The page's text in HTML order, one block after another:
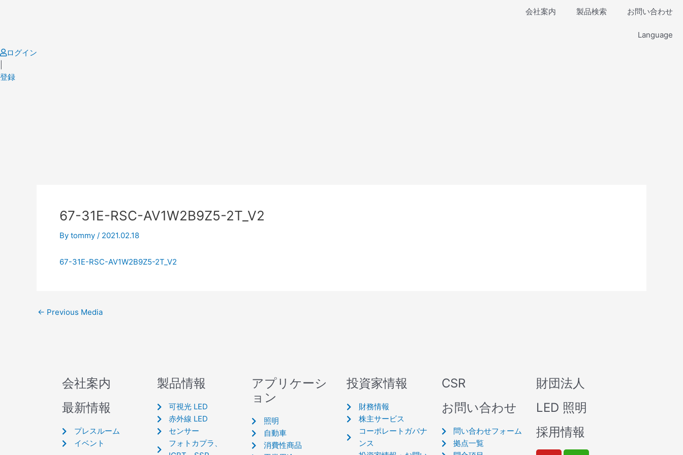
会社案内 製品検索 お問い合わせ
Language
ログイン
登録
67-31E-RSC-AV1W2B9Z5-2T_V2
By tommy / 2021.02.18
67-31E-RSC-AV1W2B9Z5-2T_V2
← Previous Media
会社案内
最新情報
プレスルーム
イベント
製品情報
可視光 LED
赤外線 LED
センサー
フォトカプラ、
アプリケーシ
ョン
照明
自動車
消費性商品
投資家情報
財務情報
株主サービス
コーポレートガバナ
ンス
CSR
お問い合わせ
問い合わせフォーム
拠点一覧
財団法人
LED 照明
採用情報